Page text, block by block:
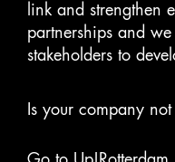
link and strengthen
partnerships and
stakeholders to
Is your company